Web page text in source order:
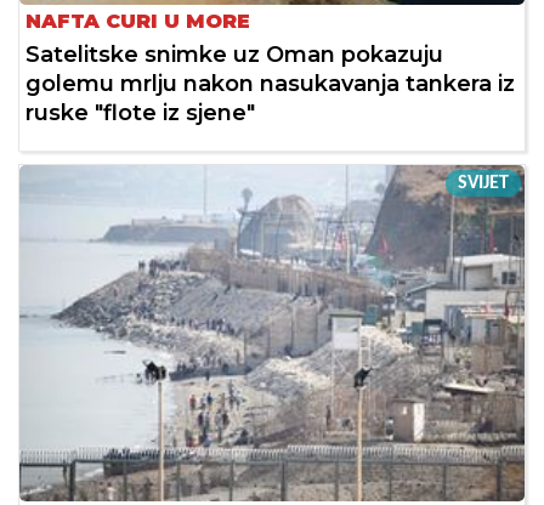
NAFTA CURI U MORE
Satelitske snimke uz Oman pokazuju
golemu mrlju nakon nasukavanja tankera iz
ruske "flote iz sjene"
SVIJET